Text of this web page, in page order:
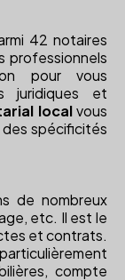
42 notaires
professionnels
pour vous
juridiques et
localvous
spécificités
de nombreux
etc. Il est le
et contrats.
compte